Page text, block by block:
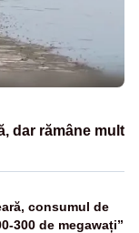
dar rămâne mult
consumul de
300 de megawați”